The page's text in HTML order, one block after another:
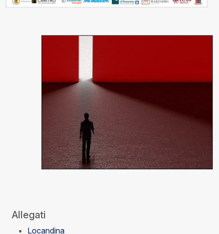
Allegati
Locandina